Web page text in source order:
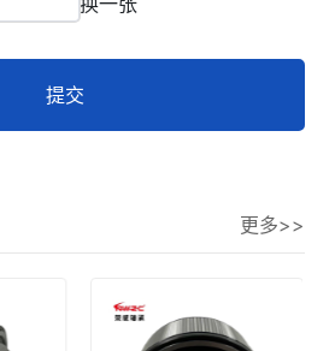
提交
更多>>